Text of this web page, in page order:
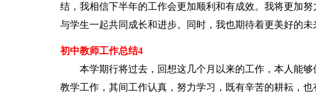
结，我相信下半年的工作会更加顺利和有成效。我将更加
与学生一起共同成长和进步。同时，我也期待着更美好的
初中教师工作总结4
本学期行将过去，回想这几个月以来的工作，本人能够
教学工作，其间工作认真，努力学习，既有辛苦的耕耘，